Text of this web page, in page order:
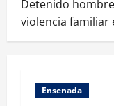
Detenido
violencia familiar
Ensenada